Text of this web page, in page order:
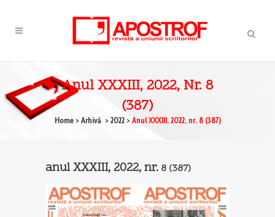
Anul XXXIII, 2022, Nr. 8
(387)
Home> Arhivă > 2022> Anul XXXIII, 2022, nr. 8 (387)
anul XXXIII, 2022, nr. 8 (387)